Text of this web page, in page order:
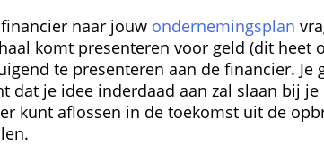
naar jouw ondernemingsplan
komt presenteren voor geld (dit heet
te presenteren aan de financier. Je
dat je idee inderdaad aan zal slaan bij
kunt aflossen in de toekomst uit de